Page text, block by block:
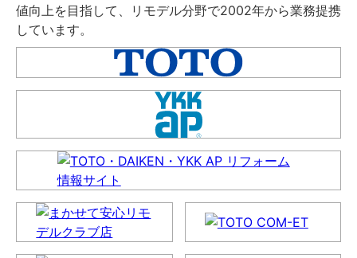
値向上を目指して、リモデル分野で2002年から業務提携
しています。